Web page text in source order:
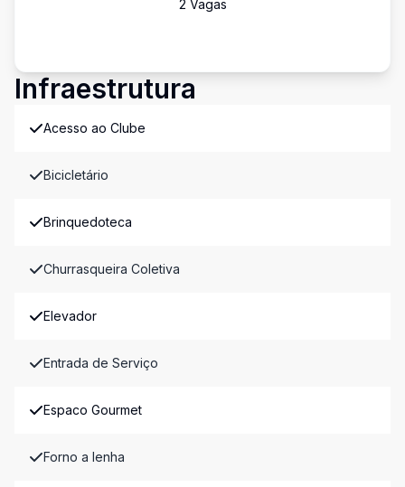
2 Vagas
Infraestrutura
Acesso ao Clube
Bicicletário
Brinquedoteca
Churrasqueira Coletiva
Elevador
Entrada de Serviço
Espaco Gourmet
Forno a lenha